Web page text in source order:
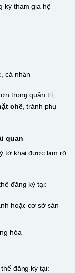
ký tham gia hệ
cá nhân
trong quản trị,
chẽ , tránh phụ
quan
tờ khai được làm rõ
đăng ký tại:
hoặc cơ sở sản
hóa
thể đăng ký tại: